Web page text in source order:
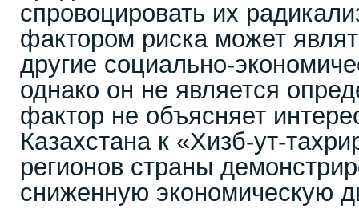
спровоцировать их
фактором риска может
другие социально-
однако он не является
фактор не объясняет
Казахстана к «Хизб-ут-
регионов страны
сниженную экономическую